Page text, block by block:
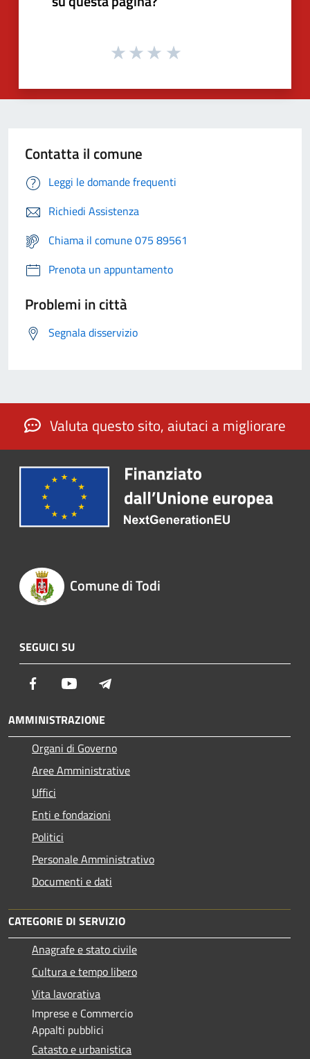
Contatta il comune
Leggi le domande frequenti
Richiedi Assistenza
Chiama il comune 075 89561
Prenota un appuntamento
Problemi in città
Segnala disservizio
Valuta questo sito, aiutaci a migliorare
Comune di Todi
SEGUICI SU
Facebook Youtube
AMMINISTRAZIONE
Organi di Governo
Aree Amministrative
Uffici
Enti e fondazioni
Politici
Personale Amministrativo
Documenti e dati
CATEGORIE DI SERVIZIO
Anagrafe e stato civile
Cultura e tempo libero
Vita lavorativa
Imprese e Commercio
Appalti pubblici
Catasto e urbanistica